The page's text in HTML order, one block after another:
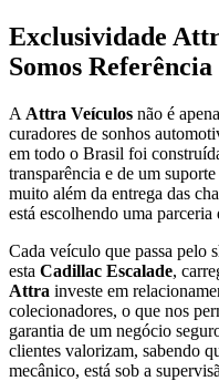
Exclusividade
Somos Referência
A Attra Veículos não é
curadores de sonhos
em todo o Brasil foi
transparência e de um
muito além da entrega das
está escolhendo uma
Cada veículo que passa pelo
esta Cadillac Escalade,
Attra investe em
colecionadores, o que nos
garantia de um negócio
clientes valorizam, sabendo
mecânico, está sob a